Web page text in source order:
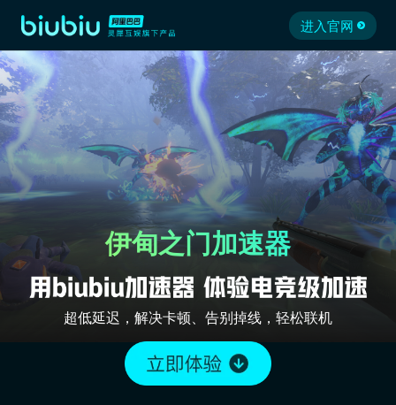
进入官网
伊甸之门加速器
超低延迟，解决卡顿、告别掉线，轻松联机